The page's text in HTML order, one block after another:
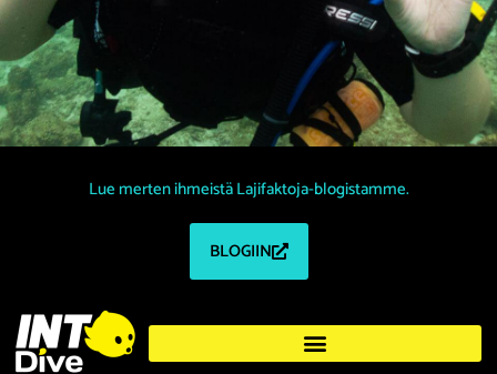
Lue merten ihmeistä Lajifaktoja-blogistamme.
BLOGIIN